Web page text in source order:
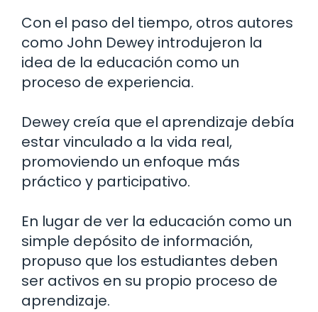
Con el paso del tiempo, otros autores
como John Dewey introdujeron la
idea de la educación como un
proceso de experiencia.
Dewey creía que el aprendizaje debía
estar vinculado a la vida real,
promoviendo un enfoque más
práctico y participativo.
En lugar de ver la educación como un
simple depósito de información,
propuso que los estudiantes deben
ser activos en su propio proceso de
aprendizaje.